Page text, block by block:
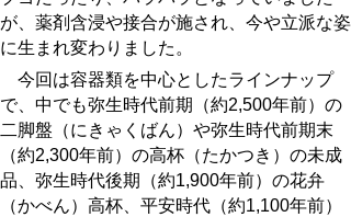
が、薬剤含浸や接合が施され、今や立派な姿
に生まれ変わりました。
今回は容器類を中心としたラインナップ
で、中でも弥生時代前期（約2,500年前）の
二脚盤（にきゃくばん）や弥生時代前期末
（約2,300年前）の高杯（たかつき）の未成
品、弥生時代後期（約1,900年前）の花弁
（かべん）高杯、平安時代（約1,100年前）